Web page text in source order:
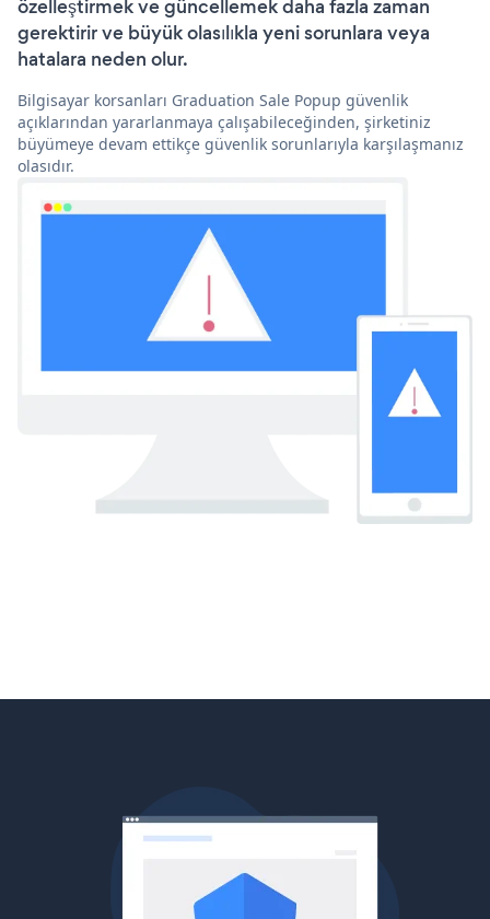
özelleştirmek ve güncellemek daha fazla zaman
gerektirir ve büyük olasılıkla yeni sorunlara veya
hatalara neden olur.
Bilgisayar korsanları Graduation Sale Popup güvenlik
açıklarından yararlanmaya çalışabileceğinden, şirketiniz
büyümeye devam ettikçe güvenlik sorunlarıyla karşılaşmanız
olasıdır.